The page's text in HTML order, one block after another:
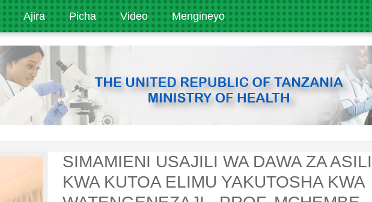
Ajira Picha Video Mengineyo
SIMAMIENI USAJILI WA DAWA ZA ASILI
KWA KUTOA ELIMU YAKUTOSHA KWA